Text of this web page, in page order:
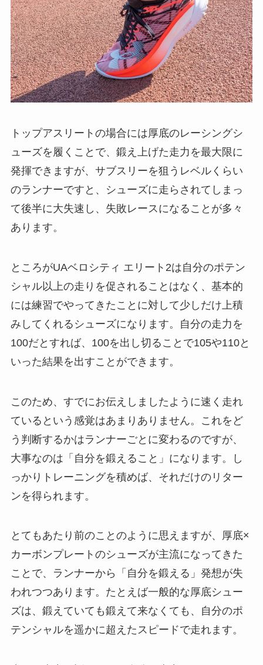
トップアスリートの場合には厚底のレーシングシ
ューズを履くことで、鍛え上げた走力を最大限に
発揮できますが、サブスリーを狙うレベルくらい
のランナーですと、シューズに走らされてしまっ
て後半に大失速し、失敗レースになることが多々
あります。
ところがUAベロシティ エリート2は自分のポテン
シャル以上の走りを促されることはなく、基本的
には練習でやってきたことに対して少しだけ上積
みしてくれるシューズになります。自分の走力を
100だとすれば、100を出し切ることで105や110と
いった結果を出すことができます。
このため、すでにお伝えしましたように速く走れ
ているという感覚はあまりありません。これをど
う判断するかはランナーごとに変わるのですが、
大事なのは「自分を鍛えること」になります。し
っかりトレーニングを積めば、それだけのリター
ンを得られます。
とてもあたり前のことのように思えますが、厚底×
カーボンプレートのシューズが主流になってきた
ことで、ランナーから「自分を鍛える」発想が失
われつつあります。たとえば一般的な厚底シュー
ズは、鍛えていても鍛えて来なくても、自分のポ
テンシャルを遥かに超えたスピードで走れます。